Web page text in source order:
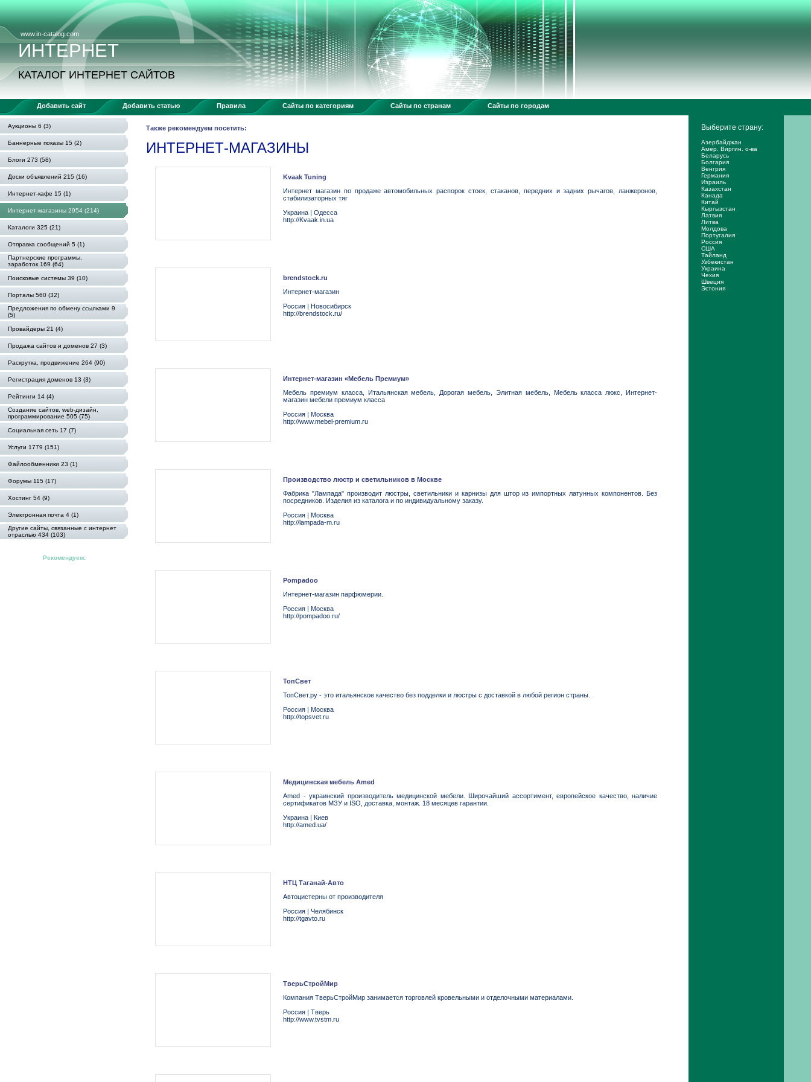
www.in-catalog.com
ИНТЕРНЕТ
КАТАЛОГ ИНТЕРНЕТ САЙТОВ
Добавить сайт Добавить статью Правила Сайты по категориям Сайты по странам Сайты по городам
Аукционы 6 (3)
Баннерные показы 15 (2)
Блоги 273 (58)
Доски объявлений 215 (16)
Интернет-кафе 15 (1)
Интернет-магазины 2954 (214)
Каталоги 325 (21)
Отправка сообщений 5 (1)
Партнерские программы,
заработок 169 (64)
Поисковые системы 39 (10)
Порталы 560 (32)
Предложения по обмену ссылками 9
(5)
Провайдеры 21 (4)
Продажа сайтов и доменов 27 (3)
Раскрутка, продвижение 264 (90)
Регистрация доменов 13 (3)
Рейтинги 14 (4)
Создание сайтов, web-дизайн,
программирование 505 (75)
Социальная сеть 17 (7)
Услуги 1779 (151)
Файлообменники 23 (1)
Форумы 115 (17)
Хостинг 54 (9)
Электронная почта 4 (1)
Другие сайты, связанные с интернет
отраслью 434 (103)
Рекомендуем:
Также рекомендуем посетить:
ИНТЕРНЕТ-МАГАЗИНЫ
Kvaak Tuning
Интернет магазин по продаже автомобильных распорок стоек, стаканов, передних и задних рычагов, ланжеронов,
стабилизаторных тяг
Украина | Одесса
http://Kvaak.in.ua
brendstock.ru
Интернет-магазин
Россия | Новосибирск
http://brendstock.ru/
Интернет-магазин «Мебель Премиум»
Мебель премиум класса, Итальянская мебель, Дорогая мебель, Элитная мебель, Мебель класса люкс, Интернет-
магазин мебели премиум класса
Россия | Москва
http://www.mebel-premium.ru
Производство люстр и светильников в Москве
Фабрика "Лампада" производит люстры, светильники и карнизы для штор из импортных латунных компонентов. Без
посредников. Изделия из каталога и по индивидуальному заказу.
Россия | Москва
http://lampada-m.ru
Pompadoo
Интернет-магазин парфюмерии.
Россия | Москва
http://pompadoo.ru/
ТопСвет
ТопСвет.ру - это итальянское качество без подделки и люстры с доставкой в любой регион страны.
Россия | Москва
http://topsvet.ru
Медицинская мебель Amed
Amed - украинский производитель медицинской мебели. Широчайший ассортимент, европейское качество, наличие
сертификатов МЗУ и ISO, доставка, монтаж. 18 месяцев гарантии.
Украина | Киев
http://amed.ua/
НТЦ Таганай-Авто
Автоцистерны от производителя
Россия | Челябинск
http://tgavto.ru
ТверьСтройМир
Компания ТверьСтройМир занимается торговлей кровельными и отделочными материалами.
Россия | Тверь
http://www.tvstm.ru
Выберите страну:
Азербайджан
Амер. Виргин. о-ва
Беларусь
Болгария
Венгрия
Германия
Израиль
Казахстан
Канада
Китай
Кыргызстан
Латвия
Литва
Молдова
Португалия
Россия
США
Тайланд
Узбекистан
Украина
Чехия
Швеция
Эстония